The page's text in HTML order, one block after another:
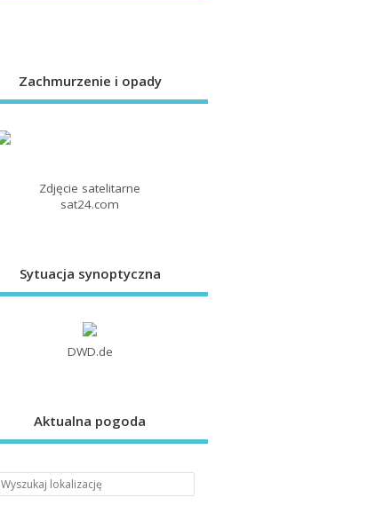
Zachmurzenie i opady
Zdjęcie satelitarne
sat24.com
Sytuacja synoptyczna
DWD.de
Aktualna pogoda